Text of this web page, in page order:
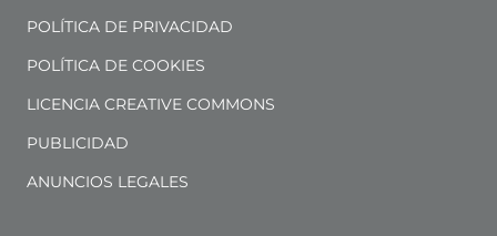
POLÍTICA DE PRIVACIDAD
POLÍTICA DE COOKIES
LICENCIA CREATIVE COMMONS
PUBLICIDAD
ANUNCIOS LEGALES